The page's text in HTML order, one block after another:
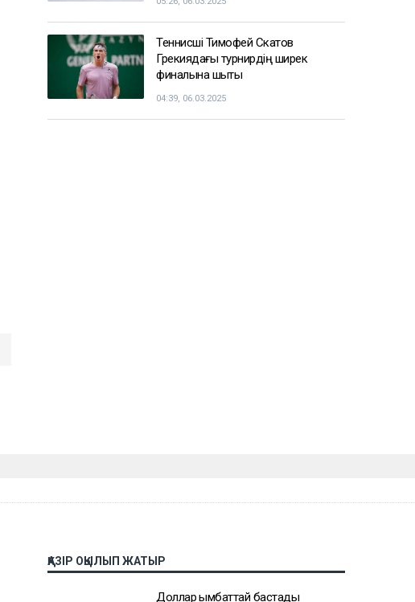
Теннисші Тимофей Скатов
Грекиядағы турнирдің ширек
финалына шықты
04:39, 06.03.2025
ҚАЗІР ОҚЫЛЫП ЖАТЫР
Доллар қымбаттай бастады